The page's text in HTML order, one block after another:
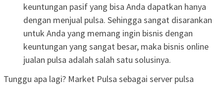
keuntungan pasif yang bisa Anda dapatkan hanya
dengan menjual pulsa. Sehingga sangat disarankan
untuk Anda yang memang ingin bisnis dengan
keuntungan yang sangat besar, maka bisnis online
jualan pulsa adalah salah satu solusinya.
Tunggu apa lagi? Market Pulsa sebagai server pulsa